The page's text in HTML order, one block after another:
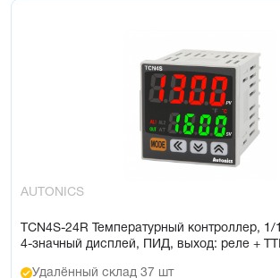
AUTONICS
TCN4S-24R Температурный контроллер, 1/
4-значный дисплей, ПИД, выход: реле +
Удалённый склад 37 шт